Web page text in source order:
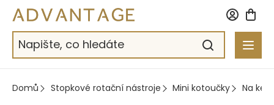
Přejít
obsah
Domů Stopkové rotační nástroje Mini kotoučky Na